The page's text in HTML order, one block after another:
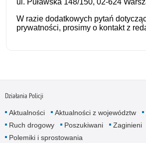
ul. Puławska 148/150, 02-624
W razie dodatkowych pytań
prywatności, prosimy o kontakt z
Działania Policji
Aktualności Aktualności z województw
Ruch drogowy
Poszukiwani Zaginieni
Polemiki i sprostowania